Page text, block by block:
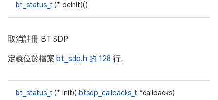
bt_status_t (* deinit)()
取消註冊 BT SDP
定義位於檔案 bt_sdp.h 的 128 行。
bt_status_t (* init)( btsdp_callbacks_t *callbacks)